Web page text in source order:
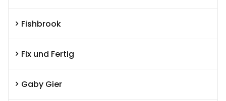
Fishbrook
Fix und Fertig
Gaby Gier